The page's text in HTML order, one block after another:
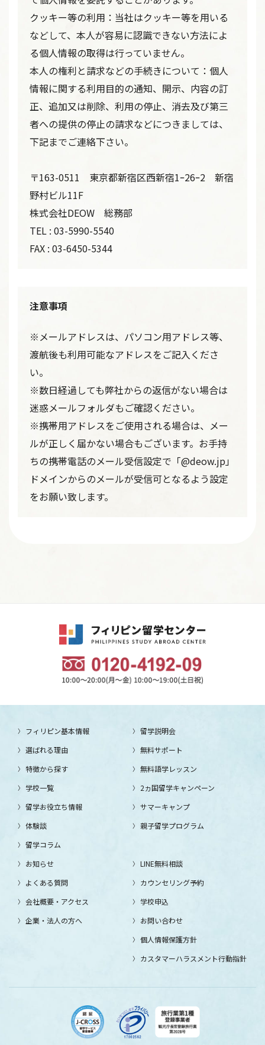
クッキー等の利用：当社はクッキー等を用いる
などして、本人が容易に認識できない方法によ
る個人情報の取得は行っていません。
本人の権利と請求などの手続きについて：個人
情報に関する利用目的の通知、開示、内容の訂
正、追加又は削除、利用の停止、消去及び第三
者への提供の停止の請求などにつきましては、
下記までご連絡下さい。
〒163-0511 東京都新宿区西新宿1ｰ26ｰ2 新宿
野村ビル11F
株式会社DEOW 総務部
TEL : 03-5990-5540
FAX : 03-6450-5344
注意事項
※メールアドレスは、パソコン用アドレス等、
渡航後も利用可能なアドレスをご記入くださ
い。
※数日経過しても弊社からの返信がない場合は
迷惑メールフォルダもご確認ください。
※携帯用アドレスをご使用される場合は、メー
ルが正しく届かない場合もございます。お手持
ちの携帯電話のメール受信設定で「@deow.jp」
ドメインからのメールが受信可となるよう設定
をお願い致します。
フィリピン基本情報
選ばれる理由
特徴から探す
学校一覧
留学お役立ち情報
体験談
留学コラム
留学説明会
無料サポート
無料語学レッスン
2ヵ国留学キャンペーン
サマーキャンプ
親子留学プログラム
お知らせ
よくある質問
会社概要・アクセス
企業・法人の方へ
LINE無料相談
カウンセリング予約
学校申込
お問い合わせ
個人情報保護方針
カスタマーハラスメント行動指針